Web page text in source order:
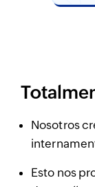
Nosotros
Esto nos